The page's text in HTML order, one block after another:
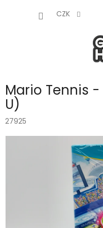
CZK
Mario Tennis
U)
27925